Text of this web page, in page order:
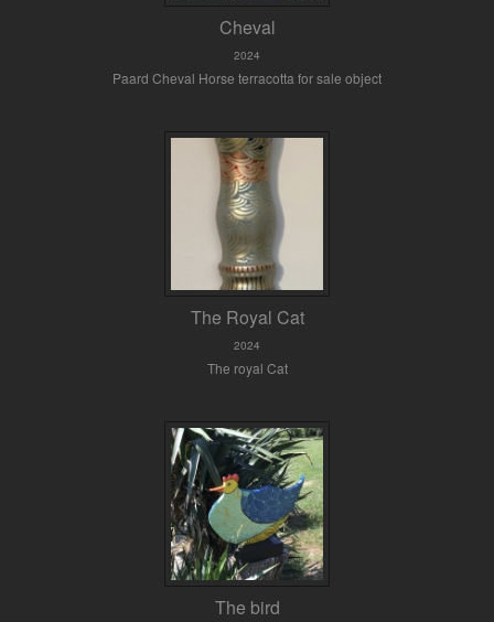
Cheval
2024
Paard Cheval Horse terracotta for sale object
The Royal Cat
2024
The royal Cat
The bird